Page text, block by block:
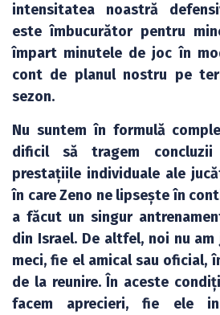
intensitatea noastră
este îmbucurător pentru
împart minutele de joc în
cont de planul nostru pe
sezon.
Nu suntem în formulă
dificil să tragem
prestațiile individuale ale
în care Zeno ne lipsește în
a făcut un singur
din Israel. De altfel, noi nu
meci, fie el amical sau oficial,
de la reunire. În aceste
facem aprecieri, fie ele